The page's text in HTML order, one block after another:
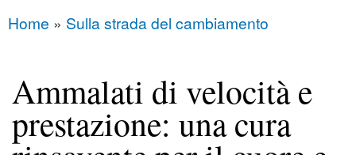
You are here
Home » Sulla strada del cambiamento
Ammalati di velocità e
prestazione: una cura